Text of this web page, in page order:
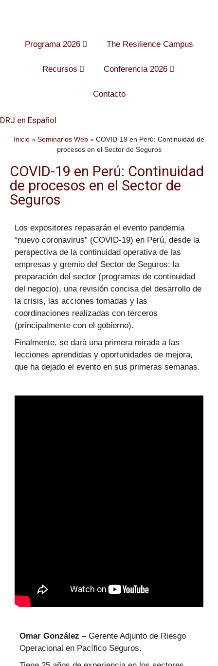
Programa 2026 The Resilience Campus
Recursos Conferencia 2026
Contacto
DRJ en Español
Inicio » Seminarios Web » COVID-19 en Perú: Continuidad de
procesos en el Sector de Seguros
COVID-19 en Perú: Continuidad
de procesos en el Sector de
Seguros
Los expositores repasarán el evento pandemia
“nuevo coronavirus” (COVID-19) en Perú, desde la
perspectiva de la continuidad operativa de las
empresas y gremio del Sector de Seguros: la
preparación del sector (programas de continuidad
del negocio), una revisión concisa del desarrollo de
la crisis, las acciones tomadas y las
coordinaciones realizadas con terceros
(principalmente con el gobierno).
Finalmente, se dará una primera mirada a las
lecciones aprendidas y oportunidades de mejora,
que ha dejado el evento en sus primeras semanas.
Omar González – Gerente Adjunto de Riesgo
Operacional en Pacífico Seguros.